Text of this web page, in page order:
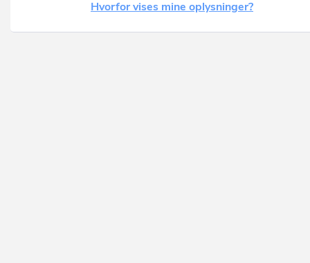
Hvorfor vises mine oplysninger?